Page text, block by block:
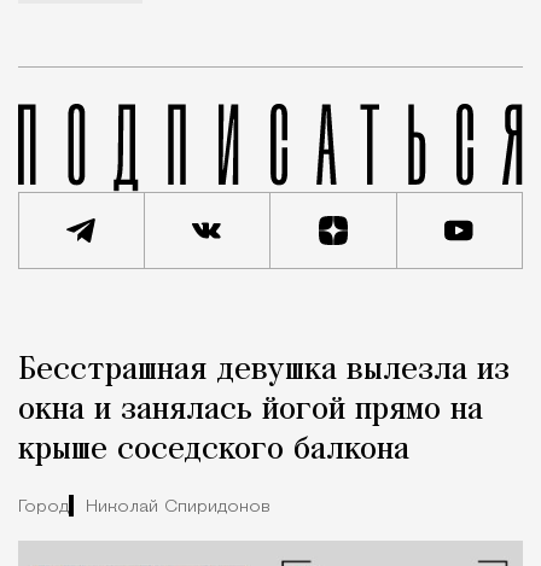
Город
Бесстрашная девушка вылезла из
окна и занялась йогой прямо на
крыше соседского балкона
Город Николай Спиридонов